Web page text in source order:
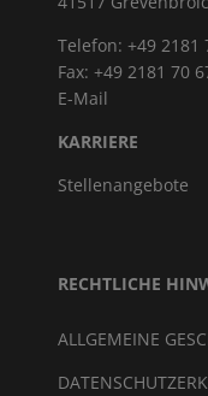
Telefon: +49 2181
Fax: +49 2181 70
E-Mail
KARRIERE
Stellenangebote
RECHTLICHE
ALLGEMEINE